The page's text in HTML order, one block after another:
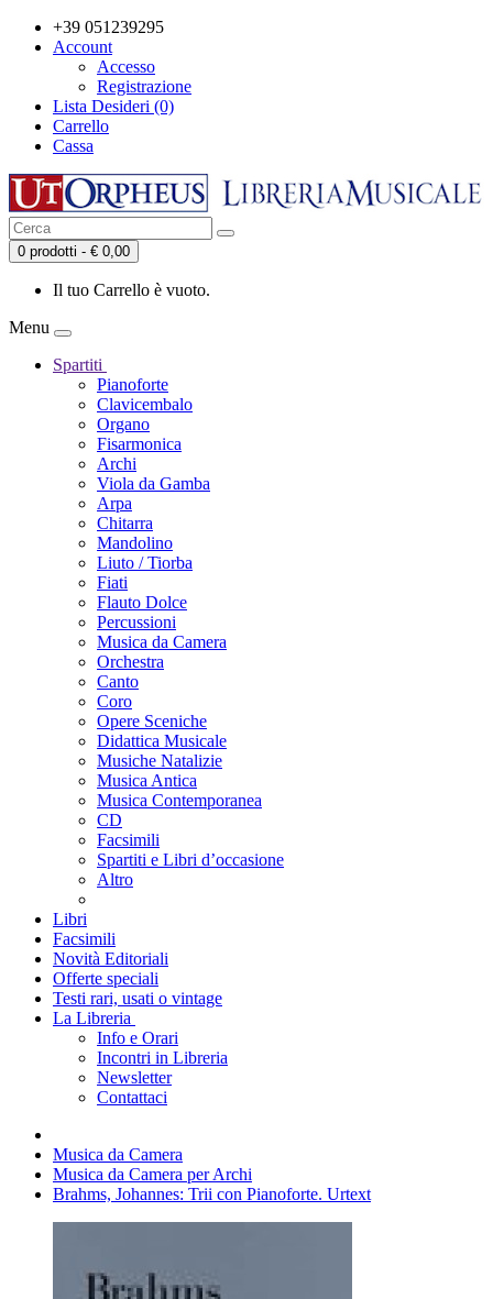
+39 051239295
Account
Accesso
Registrazione
Lista Desideri (0)
Carrello
Cassa
0 prodotti - € 0,00
Il tuo Carrello è vuoto.
Menu
Spartiti
Pianoforte
Clavicembalo
Organo
Fisarmonica
Archi
Viola da Gamba
Arpa
Chitarra
Mandolino
Liuto / Tiorba
Fiati
Flauto Dolce
Percussioni
Musica da Camera
Orchestra
Canto
Coro
Opere Sceniche
Didattica Musicale
Musiche Natalizie
Musica Antica
Musica Contemporanea
CD
Facsimili
Spartiti e Libri d’occasione
Altro
Libri
Facsimili
Novità Editoriali
Offerte speciali
Testi rari, usati o vintage
La Libreria
Info e Orari
Incontri in Libreria
Newsletter
Contattaci
Musica da Camera
Musica da Camera per Archi
Brahms, Johannes: Trii con Pianoforte. Urtext